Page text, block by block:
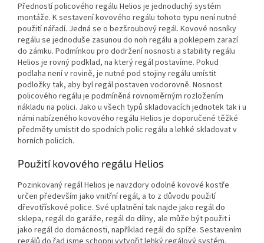
Předností policového regálu Helios je jednoduchý systém
montáže. K sestavení kovového regálu tohoto typu není nutné
použití nářadí. Jedná se o bezšroubový regál. Kovové nosníky
regálu se jednoduše zasunou do noh regálu a poklepem zarazí
do zámku. Podmínkou pro dodržení nosnosti a stability regálu
Helios je rovný podklad, na který regál postavíme. Pokud
podlaha není v rovině, je nutné pod stojiny regálu umístit
podložky tak, aby byl regál postaven vodorovně. Nosnost
policového regálu je podmíněná rovnoměrným rozložením
nákladu na polici. Jako u všech typů skladovacích jednotek tak i u
námi nabízeného kovového regálu Helios je doporučené těžké
předměty umístit do spodních polic regálu a lehké skladovat v
horních policích.
Použití kovového regálu Helios
Pozinkovaný regál Helios je navzdory odolné kovové kostře
určen především jako vnitřní regál, a to z důvodu použití
dřevotřískové police. Své uplatnění tak najde jako regál do
sklepa, regál do garáže, regál do dílny, ale může být použit i
jako regál do domácnosti, například regál do spíže. Sestavením